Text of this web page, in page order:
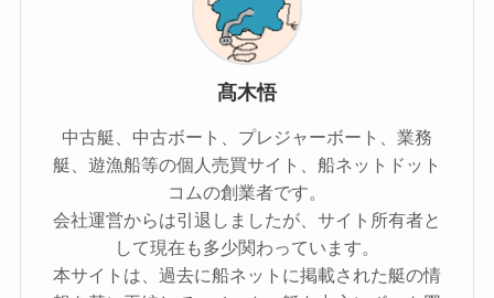
髙木悟
中古艇、中古ボート、プレジャーボート、業務
艇、遊漁船等の個人売買サイト、船ネットドット
コムの創業者です。
会社運営からは引退しましたが、サイト所有者と
して現在も多少関わっています。
本サイトは、過去に船ネットに掲載された艇の情